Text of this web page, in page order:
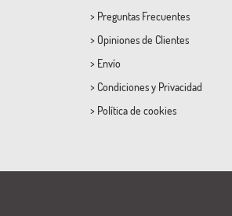
> Preguntas Frecuentes
> Opiniones de Clientes
> Envío
> Condicionesy Privacidad
> Política de cookies